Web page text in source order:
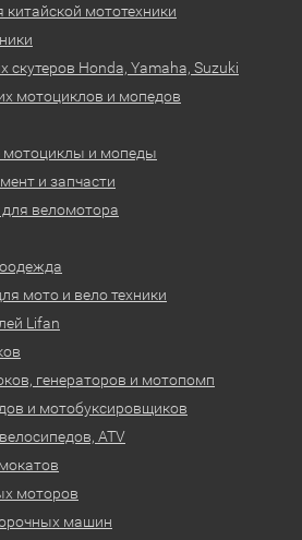
китайской мототехники
скутеров Honda, Yamaha, Suzuki
мотоциклов и мопедов
мотоциклы и мопеды
и запчасти
для веломотора
мото и вело техники
Lifan
генераторов и мотопомп
и мотобуксировщиков
ATV
моторов
машин